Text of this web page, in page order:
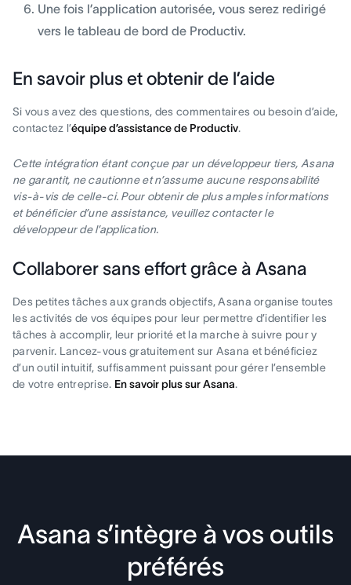
Une fois l’application autorisée, vous serez redirigé
vers le tableau de bord de Productiv.
En savoir plus et obtenir de l’aide
Si vous avez des questions, des commentaires ou besoin d’aide,
contactez l’équipe d’assistance de Productiv.
Cette intégration étant conçue par un développeur tiers, Asana
ne garantit, ne cautionne et n’assume aucune responsabilité
vis-à-vis de celle-ci. Pour obtenir de plus amples informations
et bénéficier d’une assistance, veuillez contacter le
développeur de l’application.
Collaborer sans effort grâce à Asana
Des petites tâches aux grands objectifs, Asana organise toutes
les activités de vos équipes pour leur permettre d’identifier les
tâches à accomplir, leur priorité et la marche à suivre pour y
parvenir. Lancez-vous gratuitement sur Asana et bénéficiez
d’un outil intuitif, suffisamment puissant pour gérer l’ensemble
de votre entreprise. En savoir plus sur Asana.
Asana s’intègre à vos outils
préférés